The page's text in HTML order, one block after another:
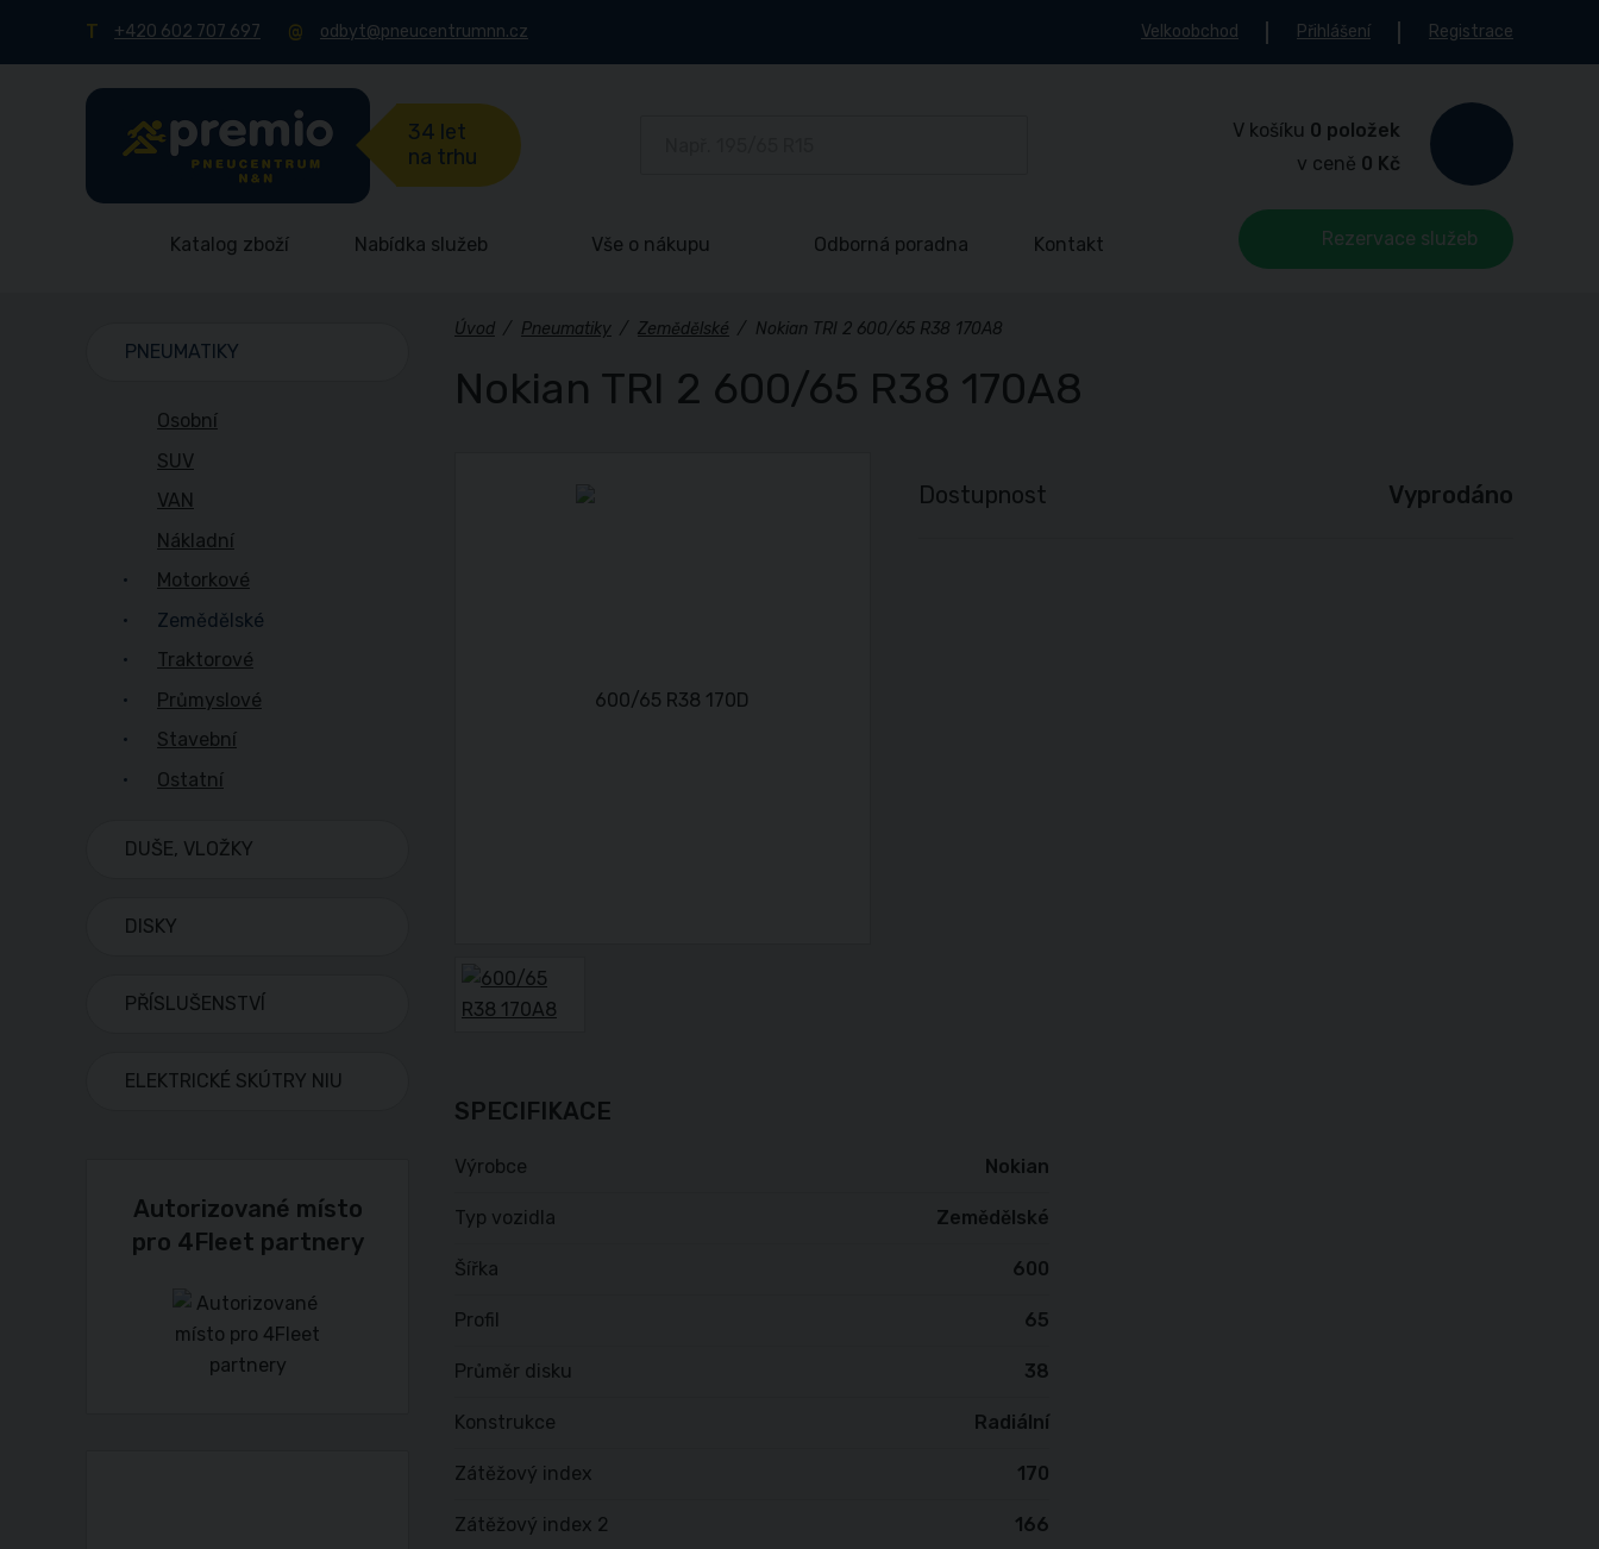
+420 602 707 697 odbyt@pneucentrumnn.cz Velkoobchod Přihlášení Registrace
34 let
na trhu
V košíku 0 položek
v ceně 0 Kč
Katalog zboží Nabídka služeb Vše o nákupu Odborná poradna Kontakt Rezervace služeb
Úvod / Pneumatiky / Zemědělské / Nokian TRI 2 600/65 R38 170A8
Nokian TRI 2 600/65 R38 170A8
Dostupnost Vyprodáno
SPECIFIKACE
Výrobce Nokian
Typ vozidla Zemědělské
Šířka 600
Profil 65
Průměr disku 38
Konstrukce Radiální
Zátěžový index 170
Zátěžový index 2 166
PNEUMATIKY
Osobní
SUV
VAN
Nákladní
Motorkové
Zemědělské
Traktorové
Průmyslové
Stavební
Ostatní
DUŠE, VLOŽKY
DISKY
PŘÍSLUŠENSTVÍ
ELEKTRICKÉ SKÚTRY NIU
Autorizované místo
pro 4Fleet partnery